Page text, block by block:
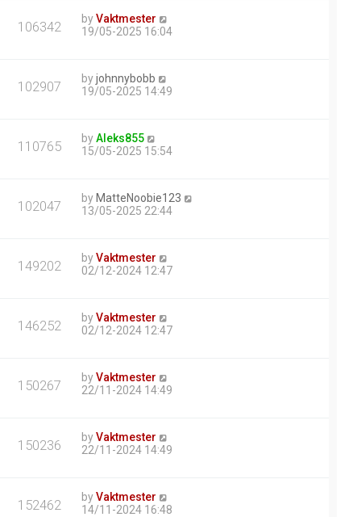
106342 byVaktmester
19/05-2025 16:04
102907 byjohnnybobb
19/05-2025 14:49
110765 byAleks855
15/05-2025 15:54
102047 by MatteNoobie123
13/05-2025 22:44
149202 byVaktmester
02/12-2024 12:47
146252 byVaktmester
02/12-2024 12:47
150267 byVaktmester
22/11-2024 14:49
150236 byVaktmester
22/11-2024 14:49
152462 byVaktmester
14/11-2024 16:48